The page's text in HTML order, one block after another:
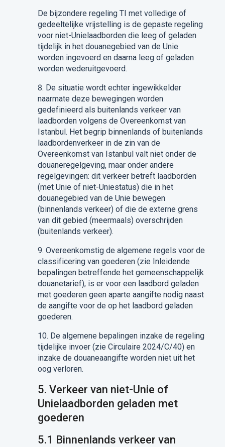
De bijzondere regeling TI met volledige of
gedeeltelijke vrijstelling is de gepaste regeling
voor niet-Unielaadborden die leeg of geladen
tijdelijk in het douanegebied van de Unie
worden ingevoerd en daarna leeg of geladen
worden wederuitgevoerd.
8. De situatie wordt echter ingewikkelder
naarmate deze bewegingen worden
gedefinieerd als buitenlands verkeer van
laadborden volgens de Overeenkomst van
Istanbul. Het begrip binnenlands of buitenlands
laadbordenverkeer in de zin van de
Overeenkomst van Istanbul valt niet onder de
douaneregelgeving, maar onder andere
regelgevingen: dit verkeer betreft laadborden
(met Unie of niet-Uniestatus) die in het
douanegebied van de Unie bewegen
(binnenlands verkeer) of die de externe grens
van dit gebied (meermaals) overschrijden
(buitenlands verkeer).
9. Overeenkomstig de algemene regels voor de
classificering van goederen (zie Inleidende
bepalingen betreffende het gemeenschappelijk
douanetarief), is er voor een laadbord geladen
met goederen geen aparte aangifte nodig naast
de aangifte voor de op het laadbord geladen
goederen.
10. De algemene bepalingen inzake de regeling
tijdelijke invoer (zie Circulaire 2024/C/40) en
inzake de douaneaangifte worden niet uit het
oog verloren.
5. Verkeer van niet-Unie of
Unielaadborden geladen met
goederen
5.1 Binnenlands verkeer van